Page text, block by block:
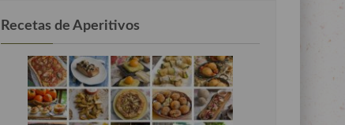
Recetas de Aperitivos